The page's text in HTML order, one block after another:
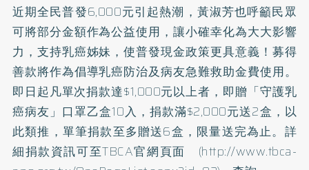
近期全民普發6,000元引起熱潮，黃淑芳也呼籲民眾
可將部分金額作為公益使用，讓小確幸化為大大影響
力，支持乳癌姊妹，使普發現金政策更具意義！募得
善款將作為倡導乳癌防治及病友急難救助金費使用。
即日起凡單次捐款達$1,000元以上者，即贈「守護乳
癌病友」口罩乙盒10入，捐款滿$2,000元送2盒，以
此類推，單筆捐款至多贈送6盒，限量送完為止。詳
細捐款資訊可至TBCA官網頁面 (http://www.tbca-